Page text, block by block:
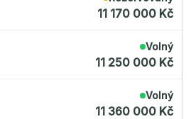
11 170 000 Kč
Volný
11 250 000 Kč
Volný
11 360 000 Kč